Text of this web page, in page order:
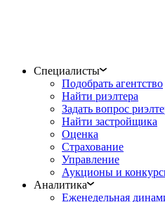
Специалисты
Подобрать агентство
Найти риэлтера
Задать вопрос
Найти застройщика
Оценка
Страхование
Управление
Аукционы и
Аналитика
Еженедельная